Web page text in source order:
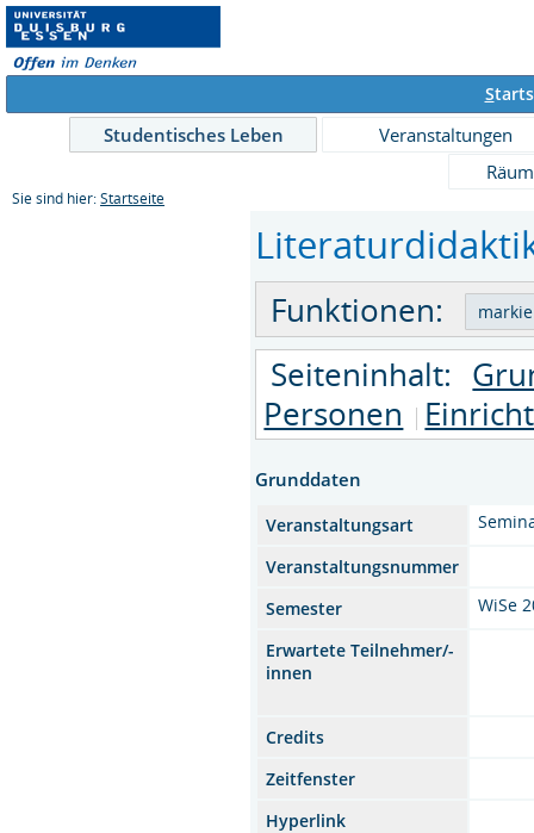
S
Studentisches Leben
Veranstaltungen
Sie sind hier: Startseite
Funktionen:
Seiteninhalt:
Personen
Grunddaten
Veranstaltungsart
Veranstaltungsnummer
Semester
WiSe
Erwartete Teilnehmer/-
innen
Credits
Zeitfenster
Hyperlink